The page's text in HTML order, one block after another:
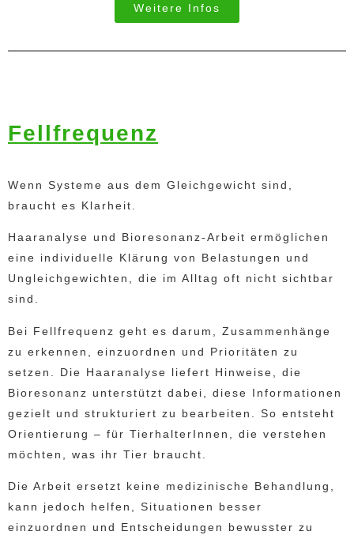
Weitere Infos
Fellfrequenz
Wenn Systeme aus dem Gleichgewicht sind,
braucht es Klarheit.
Haaranalyse und Bioresonanz-Arbeit ermöglichen
eine individuelle Klärung von Belastungen und
Ungleichgewichten, die im Alltag oft nicht sichtbar
sind.
Bei Fellfrequenz geht es darum, Zusammenhänge
zu erkennen, einzuordnen und Prioritäten zu
setzen. Die Haaranalyse liefert Hinweise, die
Bioresonanz unterstützt dabei, diese Informationen
gezielt und strukturiert zu bearbeiten. So entsteht
Orientierung – für TierhalterInnen, die verstehen
möchten, was ihr Tier braucht.
Die Arbeit ersetzt keine medizinische Behandlung,
kann jedoch helfen, Situationen besser
einzuordnen und Entscheidungen bewusster zu